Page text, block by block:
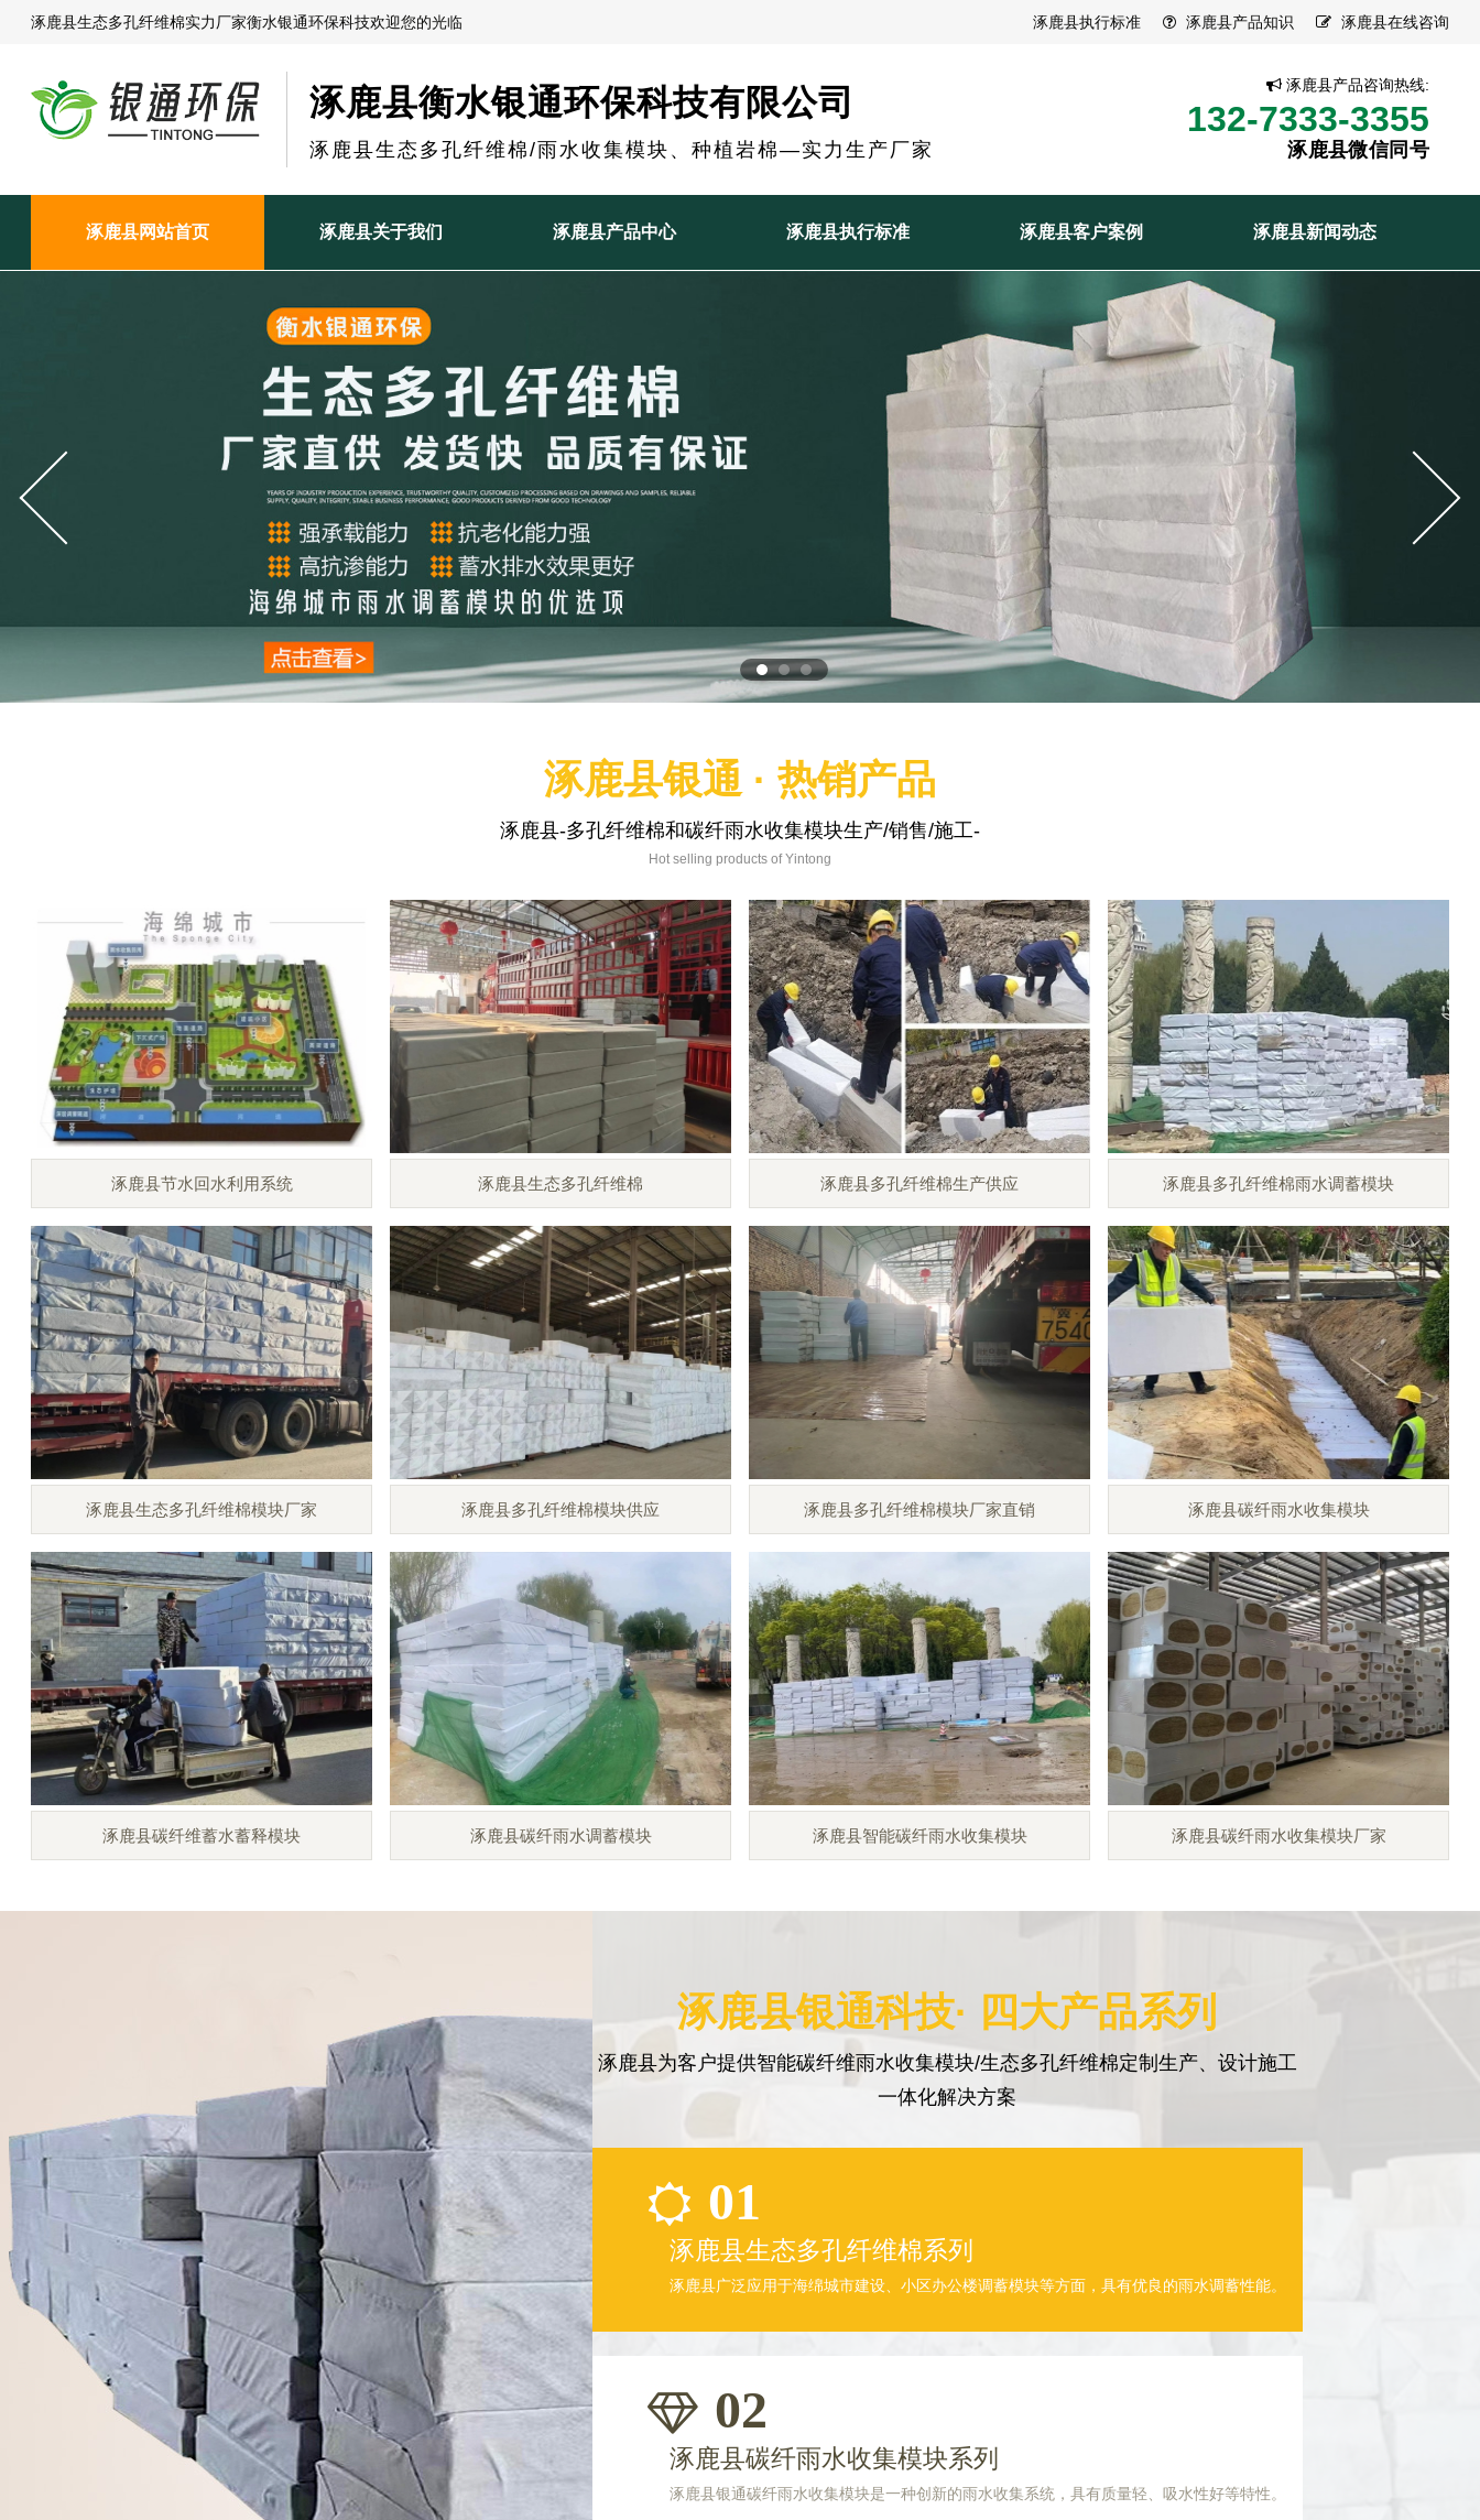
涿鹿县生态多孔纤维棉实力厂家衡水银通环保科技欢迎您的光临 涿鹿县执行标准 涿鹿县产品知识 涿鹿县在线咨询
涿鹿县衡水银通环保科技有限公司
涿鹿县生态多孔纤维棉/雨水收集模块、种植岩棉—实力生产厂家
涿鹿县产品咨询热线:
132-7333-3355
涿鹿县微信同号
涿鹿县网站首页 涿鹿县关于我们 涿鹿县产品中心 涿鹿县执行标准 涿鹿县客户案例 涿鹿县新闻动态
涿鹿县银通 · 热销产品
涿鹿县-多孔纤维棉和碳纤雨水收集模块生产/销售/施工-
Hot selling products of Yintong
涿鹿县节水回水利用系统 涿鹿县生态多孔纤维棉 涿鹿县多孔纤维棉生产供应 涿鹿县多孔纤维棉雨水调蓄模块
涿鹿县生态多孔纤维棉模块厂家 涿鹿县多孔纤维棉模块供应 涿鹿县多孔纤维棉模块厂家直销 涿鹿县碳纤雨水收集模块
涿鹿县碳纤维蓄水蓄释模块 涿鹿县碳纤雨水调蓄模块 涿鹿县智能碳纤雨水收集模块 涿鹿县碳纤雨水收集模块厂家
涿鹿县银通科技· 四大产品系列
涿鹿县为客户提供智能碳纤维雨水收集模块/生态多孔纤维棉定制生产、设计施工
一体化解决方案
01
涿鹿县生态多孔纤维棉系列
涿鹿县广泛应用于海绵城市建设、小区办公楼调蓄模块等方面，具有优良的雨水调蓄性能。
02
涿鹿县碳纤雨水收集模块系列
涿鹿县银通碳纤雨水收集模块是一种创新的雨水收集系统，具有质量轻、吸水性好等特性。